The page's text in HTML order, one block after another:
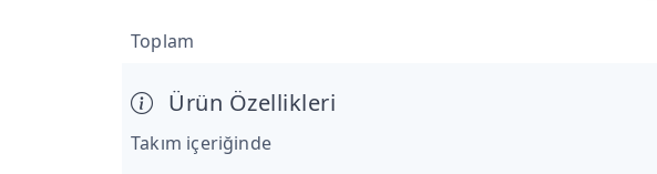
Toplam
Ürün Özellikleri
Takım içeriğinde